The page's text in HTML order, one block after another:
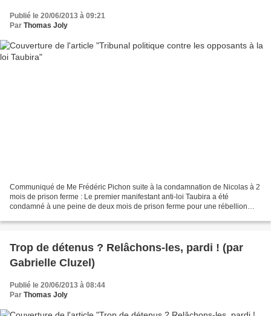
Publié le 20/06/2013 à 09:21
Par Thomas Joly
Communiqué de Me Frédéric Pichon suite à la condamnation de Nicolas à 2
mois de prison ferme : Le premier manifestant anti-loi Taubira a été
condamné à une peine de deux mois de prison ferme pour une rébellion
Trop de détenus ? Relâchons-les, pardi ! (par
Gabrielle Cluzel)
Publié le 20/06/2013 à 08:44
Par Thomas Joly